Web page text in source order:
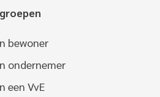
bewoner
ondernemer
een VvE